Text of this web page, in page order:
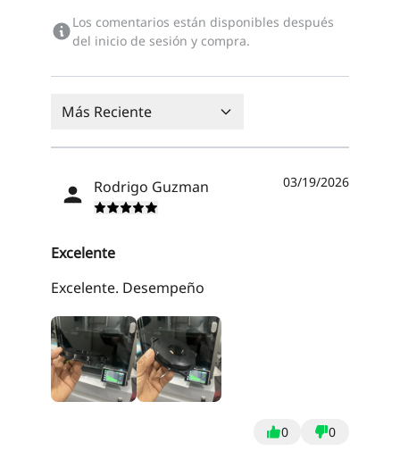
Los comentarios están disponibles después
del inicio de sesión y compra.
Más Reciente
Rodrigo Guzman 03/19/2026
Excelente
Excelente. Desempeño
0 0